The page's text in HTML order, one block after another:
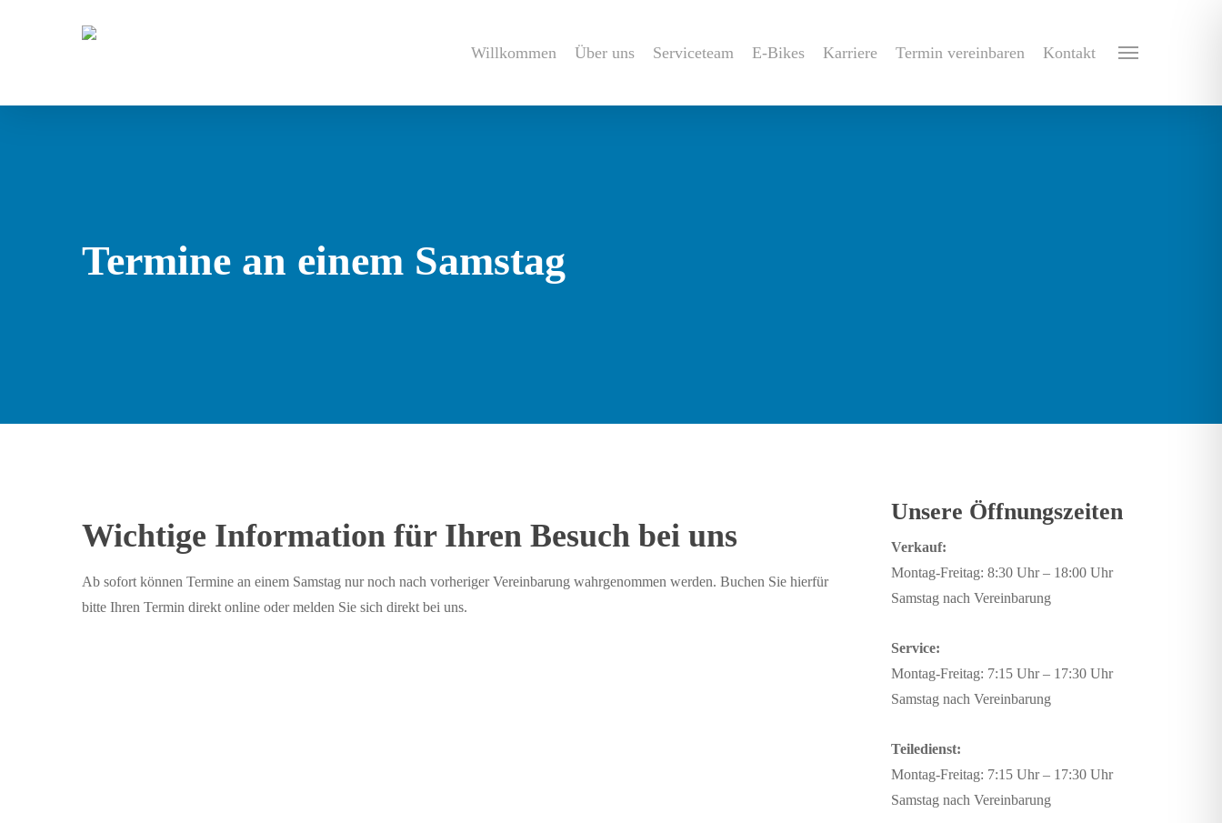
Willkommen Über uns Serviceteam E-Bikes Karriere Termin vereinbaren Kontakt Menu
Termine an einem Samstag
Wichtige Information für Ihren Besuch bei uns
Ab sofort können Termine an einem Samstag nur noch nach vorheriger Vereinbarung wahrgenommen werden. Buchen Sie hierfür
bitte Ihren Termin direkt online oder melden Sie sich direkt bei uns.
Unsere Öffnungszeiten
Verkauf:
Montag-Freitag: 8:30 Uhr – 18:00 Uhr
Samstag nach Vereinbarung
Service:
Montag-Freitag: 7:15 Uhr – 17:30 Uhr
Samstag nach Vereinbarung
Teiledienst:
Montag-Freitag: 7:15 Uhr – 17:30 Uhr
Samstag nach Vereinbarung